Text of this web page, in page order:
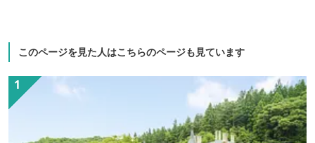
このページを見た人はこちらのページも見ています